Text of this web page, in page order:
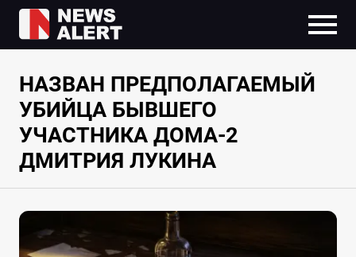
НАЗВАН ПРЕДПОЛАГАЕМЫЙ
УБИЙЦА БЫВШЕГО
УЧАСТНИКА ДОМА-2
ДМИТРИЯ ЛУКИНА